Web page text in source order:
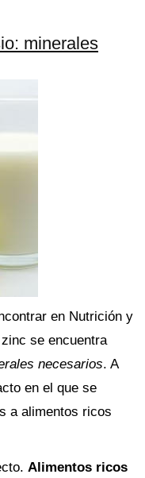
minerales
en Nutrición y
se encuentra
necesarios. A
en el que se
a alimentos ricos
Alimentos ricos